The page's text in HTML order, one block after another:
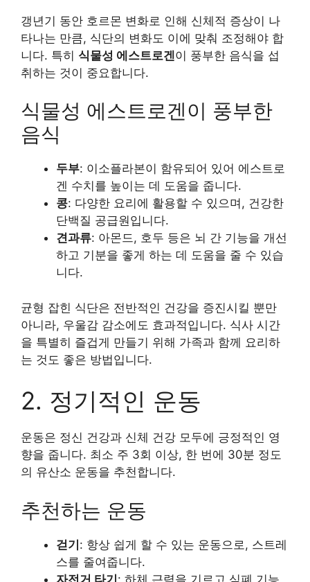
갱년기 동안 호르몬 변화로 인해 신체적 증상이 나
타나는 만큼, 식단의 변화도 이에 맞춰 조정해야 합
니다. 특히 식물성 에스트로겐이 풍부한 음식을 섭
취하는 것이 중요합니다.
식물성 에스트로겐이 풍부한
음식
두부: 이소플라본이 함유되어 있어 에스트로
겐 수치를 높이는 데 도움을 줍니다.
콩: 다양한 요리에 활용할 수 있으며, 건강한
단백질 공급원입니다.
견과류: 아몬드, 호두 등은 뇌 간 기능을 개선
하고 기분을 좋게 하는 데 도움을 줄 수 있습
니다.
균형 잡힌 식단은 전반적인 건강을 증진시킬 뿐만
아니라, 우울감 감소에도 효과적입니다. 식사 시간
을 특별히 즐겁게 만들기 위해 가족과 함께 요리하
는 것도 좋은 방법입니다.
2. 정기적인 운동
운동은 정신 건강과 신체 건강 모두에 긍정적인 영
향을 줍니다. 최소 주 3회 이상, 한 번에 30분 정도
의 유산소 운동을 추천합니다.
추천하는 운동
걷기: 항상 쉽게 할 수 있는 운동으로, 스트레
스를 줄여줍니다.
자전거 타기: 하체 근력을 기르고 심폐 기능